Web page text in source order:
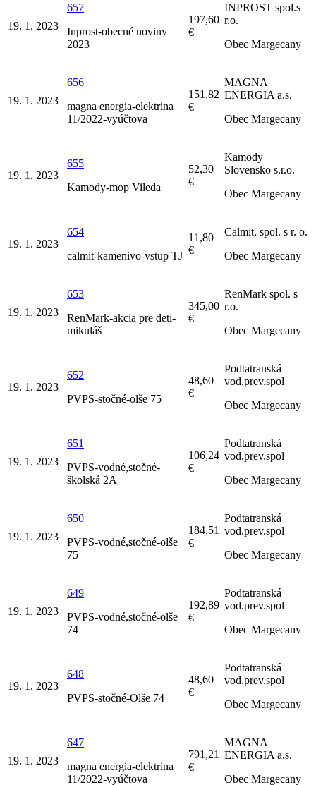
19. 1. 2023
657
Inprost-obecné noviny
2023
197,60
€
INPROST spol.s
r.o.
Obec Margecany
19. 1. 2023
656
magna energia-elektrina
11/2022-vyúčtova
151,82
€
MAGNA
ENERGIA a.s.
Obec Margecany
19. 1. 2023
655
Kamody-mop Vileda
52,30
€
Kamody
Slovensko s.r.o.
Obec Margecany
19. 1. 2023
654
calmit-kamenivo-vstup TJ
11,80
€
Calmit, spol. s r. o.
Obec Margecany
19. 1. 2023
653
RenMark-akcia pre deti-
mikuláš
345,00
€
RenMark spol. s
r.o.
Obec Margecany
19. 1. 2023
652
PVPS-stočné-olše 75
48,60
€
Podtatranská
vod.prev.spol
Obec Margecany
19. 1. 2023
651
PVPS-vodné,stočné-
školská 2A
106,24
€
Podtatranská
vod.prev.spol
Obec Margecany
19. 1. 2023
650
PVPS-vodné,stočné-olše
75
184,51
€
Podtatranská
vod.prev.spol
Obec Margecany
19. 1. 2023
649
PVPS-vodné,stočné-olše
74
192,89
€
Podtatranská
vod.prev.spol
Obec Margecany
19. 1. 2023
648
PVPS-stočné-Olše 74
48,60
€
Podtatranská
vod.prev.spol
Obec Margecany
19. 1. 2023
647
magna energia-elektrina
11/2022-vyúčtova
791,21
€
MAGNA
ENERGIA a.s.
Obec Margecany